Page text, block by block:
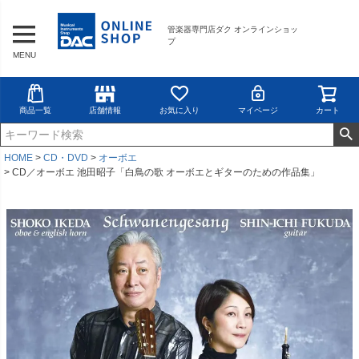
管楽器専門店ダク オンラインショッ
プ
MENU
商品一覧 店舗情報 お気に入り マイページ カート
HOME CD・DVD
オーボエ
CD／オーボエ 池田昭子「白鳥の歌 オーボエとギターのための作品集」